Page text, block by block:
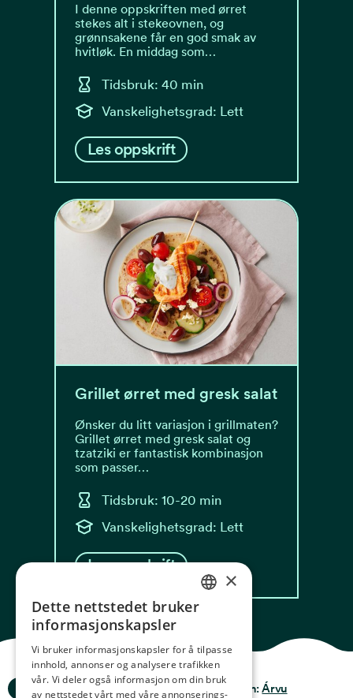
I denne oppskriften med ørret
stekes alt i stekeovnen, og
grønnsakene får en god smak av
hvitløk. En middag som…
Tidsbruk: 40 min
Vanskelighetsgrad: Lett
Les oppskrift
Grillet ørret med gresk salat
Ønsker du litt variasjon i grillmaten?
Grillet ørret med gresk salat og
tzatziki er fantastisk kombinasjon
som passer…
Tidsbruk: 10-20 min
Vanskelighetsgrad: Lett
Les oppskrift
Ocean Stories Privacy & Policy Design:Árvu
NORWEGIAN
GERMAN
FRENCH
×
Dette nettstedet bruker
informasjonskapsler
Vi bruker informasjonskapsler for å tilpasse
innhold, annonser og analysere trafikken
vår. Vi deler også informasjon om din bruk
av nettstedet vårt med våre annonserings-